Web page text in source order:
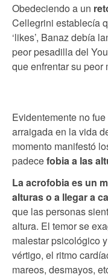
Obedeciendo a un
Cellegrini establecía
‘likes’, Banaz debía
peor pesadilla del
que enfrentar su peor
Evidentemente no
arraigada en la vida
momento manifestó
padecefobia a las
La acrofobia es un
alturas o a llegar a
que las personas
altura. El temor se
malestar psicológico
vértigo, el ritmo
mareos, desmayos,